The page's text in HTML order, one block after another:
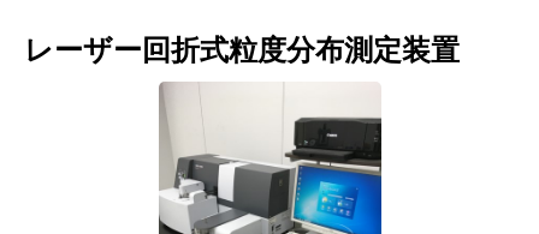
レーザー回折式粒度分布測定装置